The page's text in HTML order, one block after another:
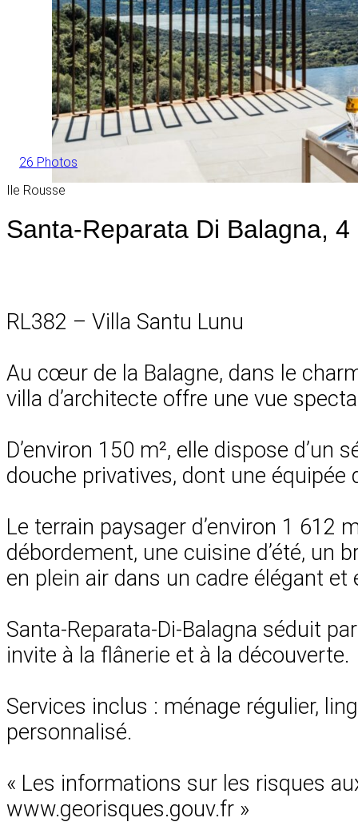
26 Photos
Ile Rousse
Santa-Reparata Di Balagna,
RL382 – Villa Santu Lunu
Au cœur de la Balagne, dans le
villa d’architecte offre une vue
D’environ 150 m², elle dispose
douche privatives, dont une équipée
Le terrain paysager d’environ 1 612
débordement, une cuisine d’été, un
en plein air dans un cadre élégant et
Santa-Reparata-Di-Balagna séduit
invite à la flânerie et à la découverte.
Services inclus : ménage régulier,
personnalisé.
« Les informations sur les risques
www.georisques.gouv.fr »